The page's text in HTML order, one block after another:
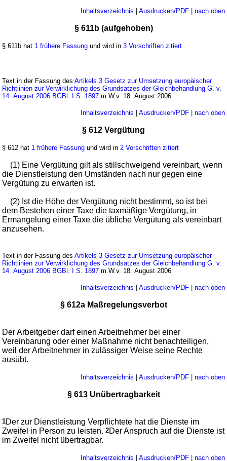
Inhaltsverzeichnis Ausdrucken/PDF| nach oben
§ 611b (aufgehoben)
§ 611b hat 1 frühere Fassung und wird in3 Vorschriften zitiert
Text in der Fassung desArtikels 3 Gesetz zur Umsetzung europäischer
Richtlinien zur Verwirklichung des Grundsatzes der Gleichbehandlung G. v.
14. August 2006 BGBl. I S. 1897 m.W.v. 18. August 2006
Inhaltsverzeichnis Ausdrucken/PDF| nach oben
§ 612 Vergütung
§ 612 hat 1 frühere Fassung und wird in 2 Vorschriften zitiert
(1) Eine Vergütung gilt als stillschweigend vereinbart, wenn
die Dienstleistung den Umständen nach nur gegen eine
Vergütung zu erwarten ist.
(2) Ist die Höhe der Vergütung nicht bestimmt, so ist bei
dem Bestehen einer Taxe die taxmäßige Vergütung, in
Ermangelung einer Taxe die übliche Vergütung als vereinbart
anzusehen.
Text in der Fassung desArtikels 3 Gesetz zur Umsetzung europäischer
Richtlinien zur Verwirklichung des Grundsatzes der Gleichbehandlung G. v.
14. August 2006 BGBl. I S. 1897 m.W.v. 18. August 2006
Inhaltsverzeichnis Ausdrucken/PDF| nach oben
§ 612a Maßregelungsverbot
Der Arbeitgeber darf einen Arbeitnehmer bei einer
Vereinbarung oder einer Maßnahme nicht benachteiligen,
weil der Arbeitnehmer in zulässiger Weise seine Rechte
ausübt.
Inhaltsverzeichnis Ausdrucken/PDF| nach oben
§ 613 Unübertragbarkeit
1Der zur Dienstleistung Verpflichtete hat die Dienste im
Zweifel in Person zu leisten.2Der Anspruch auf die Dienste ist
im Zweifel nicht übertragbar.
Inhaltsverzeichnis Ausdrucken/PDF| nach oben